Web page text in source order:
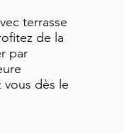
terrasse
de la
par
vous dès le